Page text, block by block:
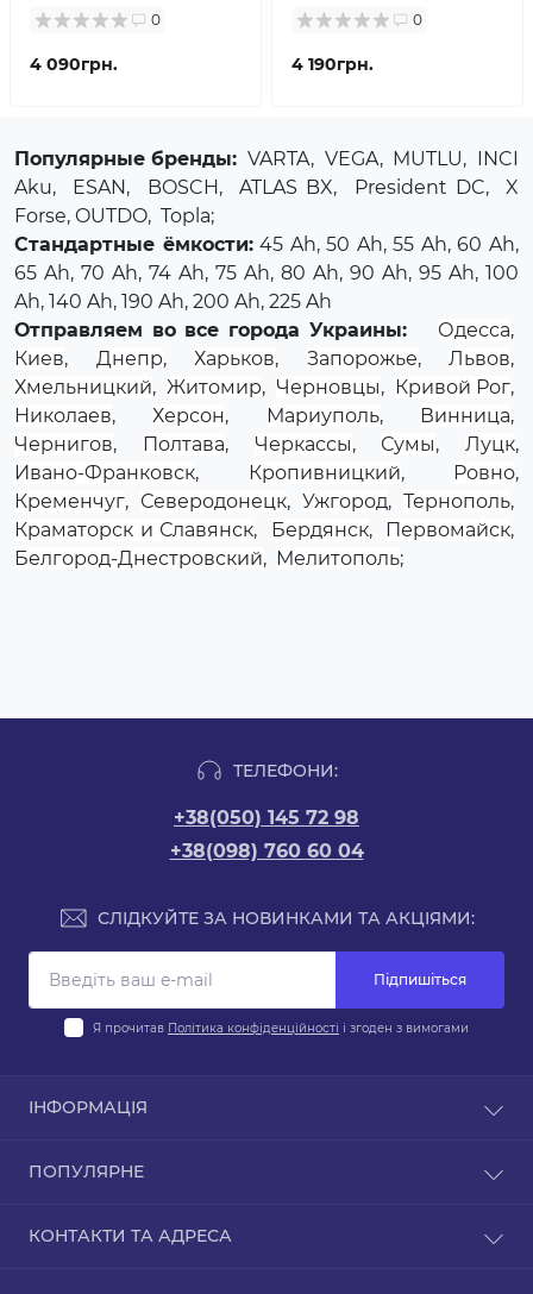
0
4 090грн.
0
4 190грн.
Популярные бренды: VARTA, VEGA, MUTLU, INCI
Aku, ESAN, BOSCH,ATLAS BX, President DC,X
Forse, OUTDO, Topla;
Стандартные ёмкости:45 Ah, 50 Ah, 55 Ah, 60 Ah,
65 Ah, 70 Ah, 74 Ah, 75 Ah, 80 Ah, 90 Ah, 95 Ah, 100
Ah, 140 Ah, 190 Ah, 200 Ah, 225 Ah
Отправляем во все города Украины:
Одесса,
Киев, Днепр, Харьков, Запорожье, Львов,
Хмельницкий, Житомир, Черновцы, Кривой Рог,
Николаев,Херсон, Мариуполь, Винница,
Чернигов, Полтава, Черкассы, Сумы, Луцк,
Ивано-Франковск, Кропивницкий, Ровно,
Кременчуг, Северодонецк, Ужгород, Тернополь,
Краматорск и Славянск, Бердянск, Первомайск,
Белгород-Днестровский, Мелитополь;
ТЕЛЕФОНИ:
+38(050) 145 72 98
+38(098) 760 60 04
СЛІДКУЙТЕ ЗА НОВИНКАМИ ТА АКЦІЯМИ:
Підпишіться
Я прочитав Політика конфіденційності і згоден з вимогами
ІНФОРМАЦІЯ
Доставка
Повернення / Обмін
ПОПУЛЯРНЕ
Акумулятори для легкових авто
КОНТАКТИ ТА АДРЕСА